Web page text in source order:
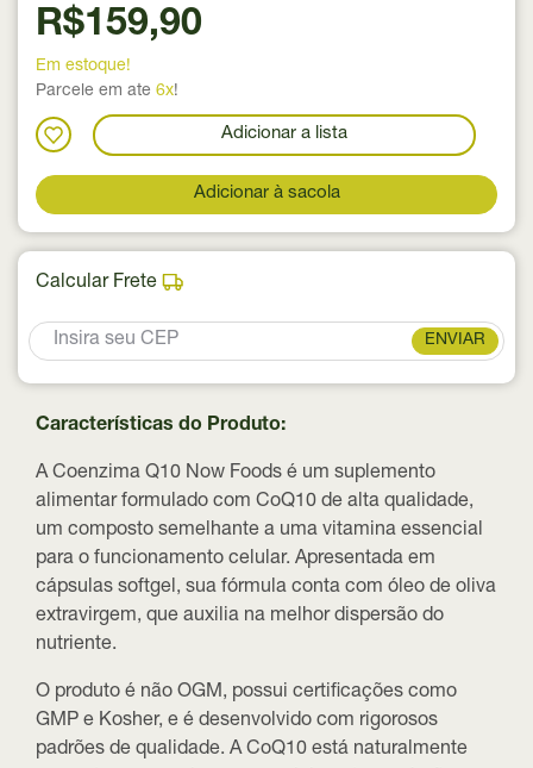
R$159,90
Em estoque!
Parcele em ate 6x!
Adicionar a lista
Adicionar à sacola
Calcular Frete
ENVIAR
Características do Produto:
A Coenzima Q10 Now Foods é um suplemento
alimentar formulado com CoQ10 de alta qualidade,
um composto semelhante a uma vitamina essencial
para o funcionamento celular. Apresentada em
cápsulas softgel, sua fórmula conta com óleo de oliva
extravirgem, que auxilia na melhor dispersão do
nutriente.
O produto é não OGM, possui certificações como
GMP e Kosher, e é desenvolvido com rigorosos
padrões de qualidade. A CoQ10 está naturalmente